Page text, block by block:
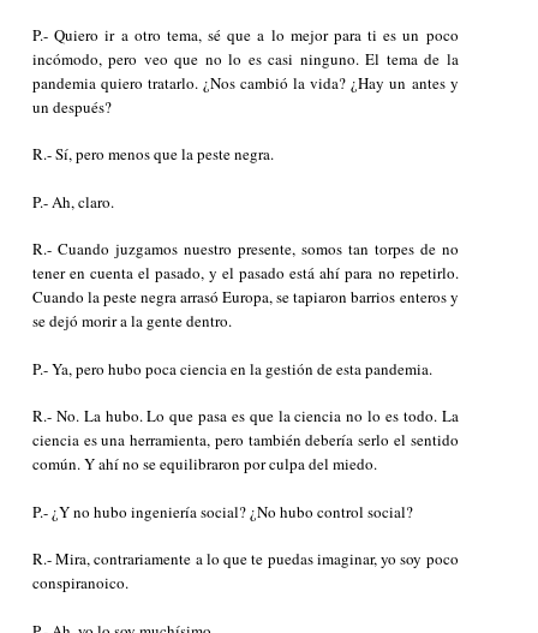
P.- Quiero ir a otro tema, sé que a lo mejor para ti es un poco
incómodo, pero veo que no lo es casi ninguno. El tema de la
pandemia quiero tratarlo. ¿Nos cambió la vida? ¿Hay un antes y
un después?
R.- Sí, pero menos que la peste negra.
P.- Ah, claro.
R.- Cuando juzgamos nuestro presente, somos tan torpes de no
tener en cuenta el pasado, y el pasado está ahí para no repetirlo.
Cuando la peste negra arrasó Europa, se tapiaron barrios enteros y
se dejó morir a la gente dentro.
P.- Ya, pero hubo poca ciencia en la gestión de esta pandemia.
R.- No. La hubo. Lo que pasa es que la ciencia no lo es todo. La
ciencia es una herramienta, pero también debería serlo el sentido
común. Y ahí no se equilibraron por culpa del miedo.
P.- ¿Y no hubo ingeniería social? ¿No hubo control social?
R.- Mira, contrariamente a lo que te puedas imaginar, yo soy poco
conspiranoico.